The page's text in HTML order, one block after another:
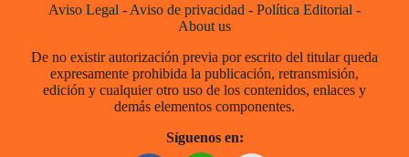
Aviso Legal - Aviso de privacidad - Política Editorial -
About us
De no existir autorización previa por escrito del titular queda
expresamente prohibida la publicación, retransmisión,
edición y cualquier otro uso de los contenidos, enlaces y
demás elementos componentes.
Síguenos en: